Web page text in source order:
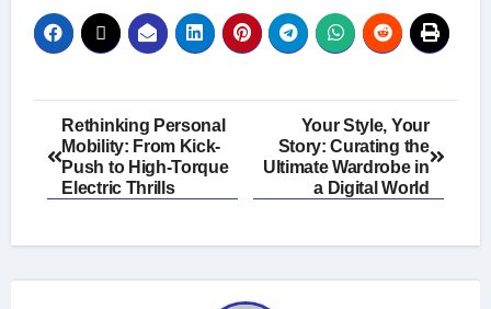
Post
navigation
Rethinking Personal
Mobility: From Kick-
Push to High-Torque
Electric Thrills
Your Style, Your
Story: Curating the
Ultimate Wardrobe in
a Digital World